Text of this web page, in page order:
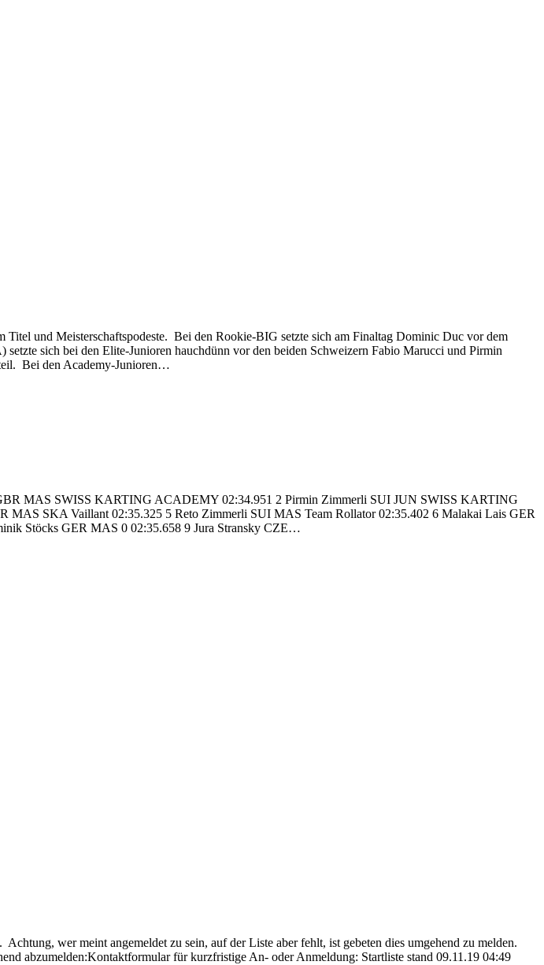
und Meisterschaftspodeste. Bei den Rookie-BIG setzte sich am Finaltag Dominic Duc vor dem
sich bei den Elite-Junioren hauchdünn vor den beiden Schweizern Fabio Marucci und Pirmin
Bei den Academy-Junioren…
MAS SWISS KARTING ACADEMY 02:34.951 2 Pirmin Zimmerli SUI JUN SWISS KARTING
SKA Vaillant 02:35.325 5 Reto Zimmerli SUI MAS Team Rollator 02:35.402 6 Malakai Lais GER
Stöcks GER MAS 0 02:35.658 9 Jura Stransky CZE…
wer meint angemeldet zu sein, auf der Liste aber fehlt, ist gebeten dies umgehend zu melden.
abzumelden:Kontaktformular für kurzfristige An- oder Anmeldung: Startliste stand 09.11.19 04:49